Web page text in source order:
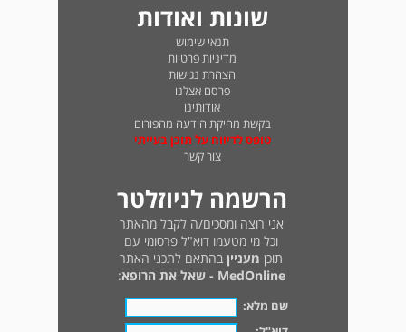
שונות ואודות
תנאי שימוש
מדיניות פרטיות
הצהרת נגישות
פרסם אצלנו
אודותינו
בקשת מחיקת הודעה מהפורום
טופס לדיווח על תוכן בעייתי
צור קשר
הרשמה לניוזלטר
אני רוצה ומסכים/ה לקבל מהאתר
וכל מי מטעמו דוא"ל פרסומי עם
תוכן מעניין בהתאם לתכני האתר
MedOnline - שאל את הרופא
:
שם מלא: